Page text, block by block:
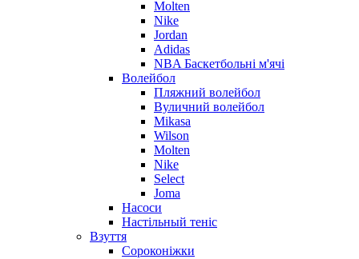
Molten
Nike
Jordan
Adidas
NBA Баскетбольні м'ячі
Волейбол
Пляжний волейбол
Вуличний волейбол
Mikasa
Wilson
Molten
Nike
Select
Joma
Насоси
Настільный теніс
Взуття
Сороконіжки